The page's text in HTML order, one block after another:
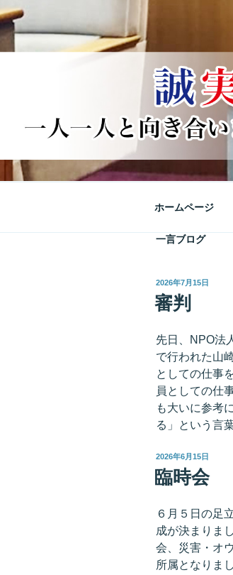
ホームページ
一言ブログ
投
稿
日:
2026年7月15日
審判
先日、NPO法
で行われた山
としての仕事
員としての仕
も大いに参考
る」という言
投
稿
日:
2026年6月15日
臨時会
６月５日の足
成が決まりま
会、災害・オ
所属となりま